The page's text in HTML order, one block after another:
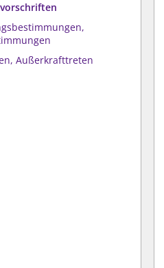
Außerkrafttreten